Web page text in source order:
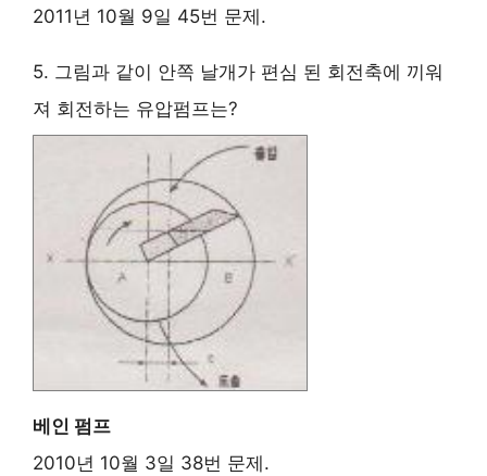
2011년 10월 9일 45번 문제.
5. 그림과 같이 안쪽 날개가 편심 된 회전축에 끼워
져 회전하는 유압펌프는?
베인 펌프
2010년 10월 3일 38번 문제.